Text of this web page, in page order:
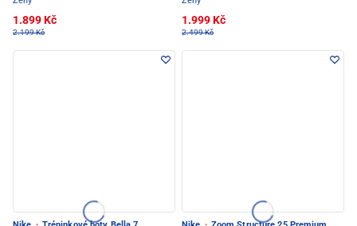
1.899 Kč
2.199 Kč
1.999 Kč
2.499 Kč